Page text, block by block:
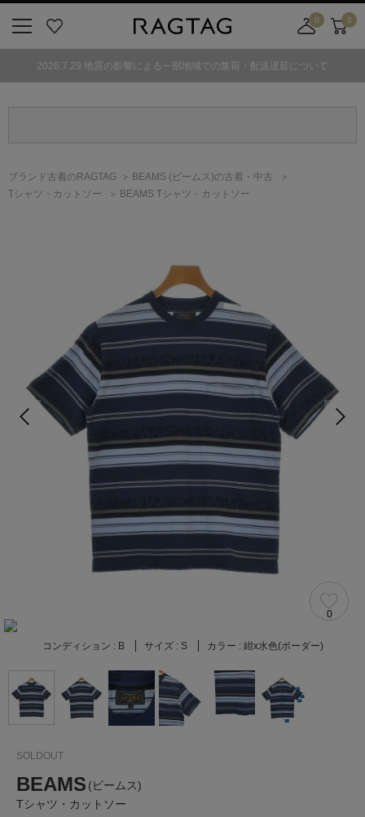
気
0
舗
カ
0
2026.7.29 地震の影響による一部地域での集荷・配送遅延について
ブランド古着のRAGTAG BEAMS (ビームス)の古着・中古
Tシャツ・カットソー
BEAMS Tシャツ・カットソー
0
コンディション : B サイズ : S カラー : 紺x水色(ボーダー)
SOLDOUT
BEAMS (ビームス)
Tシャツ・カットソー